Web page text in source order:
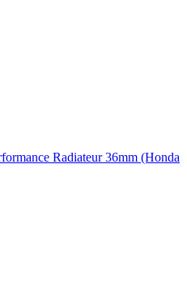
Radiateur 36mm (Honda